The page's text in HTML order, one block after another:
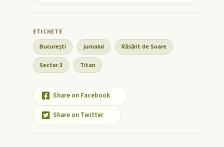
București jurnalul Răsărit de Soare
Sector 3 Titan
Share on Facebook
Share on Twitter